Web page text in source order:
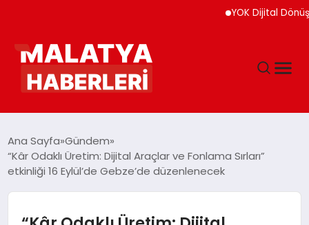
YOK Dijital Dönüşüm
GÜNDEM
DÜNYA
Ana Sayfa Gündem
“Kâr Odaklı Üretim: Dijital Araçlar ve Fonlama Sırları”
etkinliği 16 Eylül’de Gebze’de düzenlenecek